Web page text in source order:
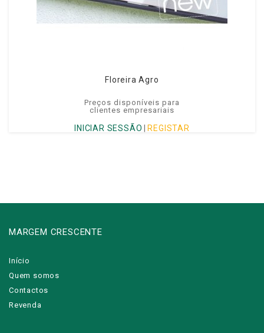
Floreira Agro
Preços disponíveis para
clientes empresariais
INICIAR SESSÃO REGISTAR
MARGEM CRESCENTE
Início
Quem somos
Contactos
Revenda